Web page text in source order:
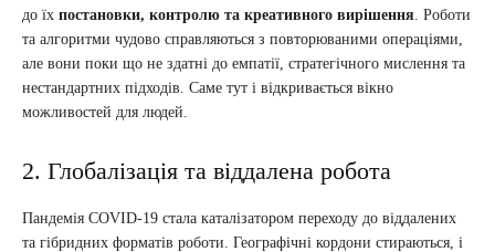
до їх постановки, контролю та креативного вирішення . Роботи
та алгоритми чудово справляються з повторюваними операціями,
але вони поки що не здатні до емпатії, стратегічного мислення та
нестандартних підходів. Саме тут і відкривається вікно
можливостей для людей.
2. Глобалізація та віддалена робота
Пандемія COVID-19 стала каталізатором переходу до віддалених
та гібридних форматів роботи. Географічні кордони стираються, і